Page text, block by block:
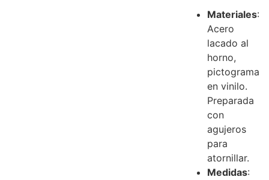
Materiales:
Acero
lacado al
horno,
pictograma
en vinilo.
Preparada
con
agujeros
para
atornillar.
Medidas: